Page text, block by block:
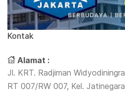
Kontak
Alamat :
Jl. KRT. Radjiman
RT 007/RW 007, Kel.